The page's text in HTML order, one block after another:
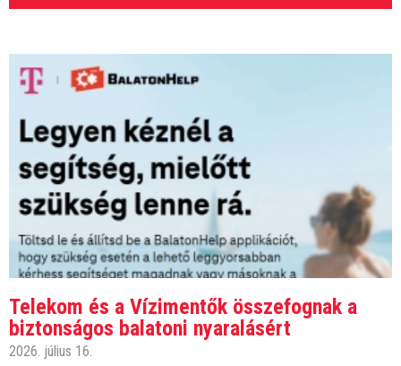
Telekom és a Vízimentők összefognak a
biztonságos balatoni nyaralásért
2026. július 16.